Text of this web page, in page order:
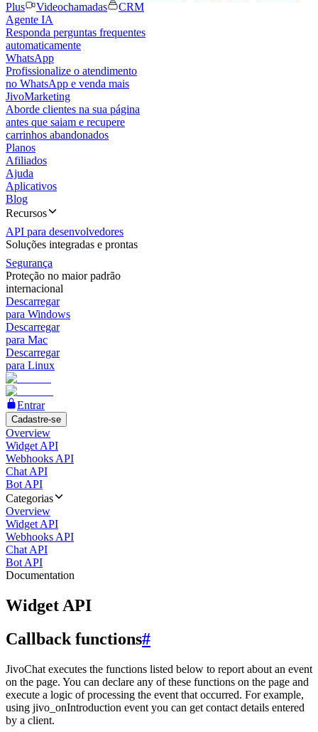
Plus
Videochamadas
CRM
Agente IA
Responda perguntas frequentes
automaticamente
WhatsApp
Profissionalize o atendimento
no WhatsApp e venda mais
JivoMarketing
Aborde clientes na sua página
antes que saiam e recupere
carrinhos abandonados
Planos
Afiliados
Ajuda
Aplicativos
Blog
Recursos
API para desenvolvedores
Soluções integradas e prontas
Segurança
Proteção no maior padrão
internacional
Descarregar
para Windows
Descarregar
para Mac
Descarregar
para Linux
Entrar
Cadastre-se
Overview
Widget API
Webhooks API
Chat API
Bot API
Categorias
Overview
Widget API
Webhooks API
Chat API
Bot API
Documentation
Widget API
Callback functions#
JivoChat executes the functions listed below to report about an event
on the page. You can declare any of these functions on the page and
execute a logic of processing the event that occurred. For example,
using jivo_onIntroduction event you can get contact details entered
by a client.